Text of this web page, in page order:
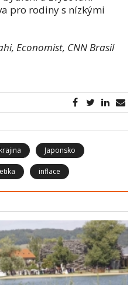
pro rodiny s nízkými
Economist, CNN Brasil
Japonsko
inflace